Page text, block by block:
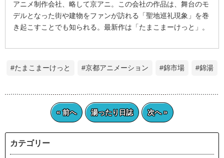
アニメ制作会社、略して京アニ。この会社の作品は、舞台のモ
デルとなった街や建物をファンが訪れる「聖地巡礼現象」を巻
き起こすことでも知られる。最新作は「たまこまーけっと」。
#たまこまーけっと #京都アニメーション #錦市場 #錦湯
« 前へ 湯ったり日誌 次へ »
カテゴリー